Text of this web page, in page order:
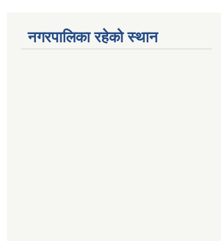
नगरपालिका रहेको स्थान